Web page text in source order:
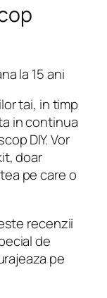
la 15 ani
tai, in timp
in continua
DIY. Vor
doar
pe care o
recenzii
de
pe